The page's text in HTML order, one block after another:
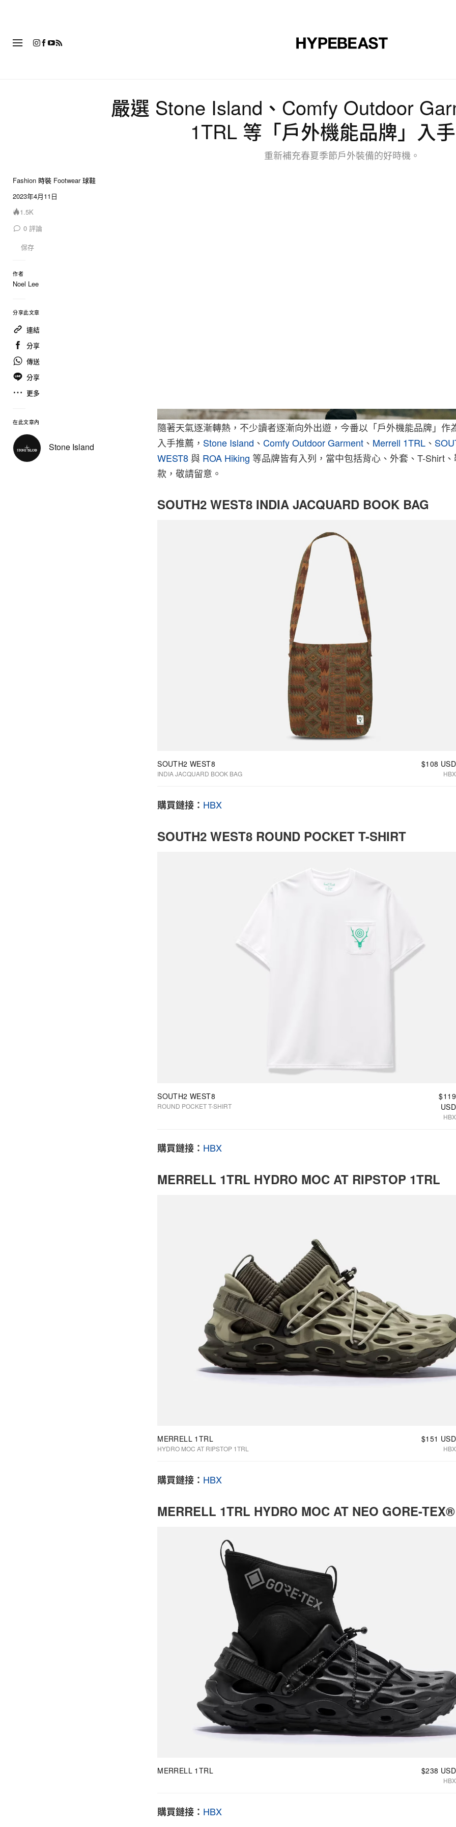
嚴選 Stone Island、Comfy Outdoor
1TRL 等「戶外機能品牌」入
重新補充春夏季節戶外裝備的好時機。
Fashion 時裝 Footwear 球鞋
2023年4月11日
1.5K
0 評論
保存
作者
Noel Lee
分享此文章
連結
分享
傳送
分享
更多
在此文章內
Stone Island
隨著天氣逐漸轉熱，不少讀者逐漸向外出遊，今番以「戶外機能品牌」作
入手推薦， Stone Island 、Comfy Outdoor Garment 、 Merrell 1TRL 、
WEST8 與 ROA Hiking 等品牌皆有入列，當中包括背心、外套、T-Shirt
款，敬請留意。
SOUTH2 WEST8 INDIA JACQUARD BOOK BAG
SOUTH2 WEST8
INDIA JACQUARD BOOK BAG
$108 USD
HBX
購買鏈接： HBX
SOUTH2 WEST8 ROUND POCKET T-SHIRT
SOUTH2 WEST8
ROUND POCKET T-SHIRT
$119
USD
HBX
購買鏈接： HBX
MERRELL 1TRL HYDRO MOC AT RIPSTOP 1TRL
MERRELL 1TRL
HYDRO MOC AT RIPSTOP 1TRL
$151 USD
HBX
購買鏈接： HBX
MERRELL 1TRL HYDRO MOC AT NEO GORE-
MERRELL 1TRL $238 USD
HBX
購買鏈接： HBX